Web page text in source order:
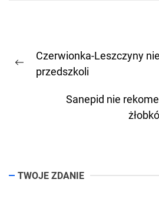
wpisu
Previous
Czerwionka-Leszczyny
przedszkoli
Sanepid nie
TWOJE ZDANIE